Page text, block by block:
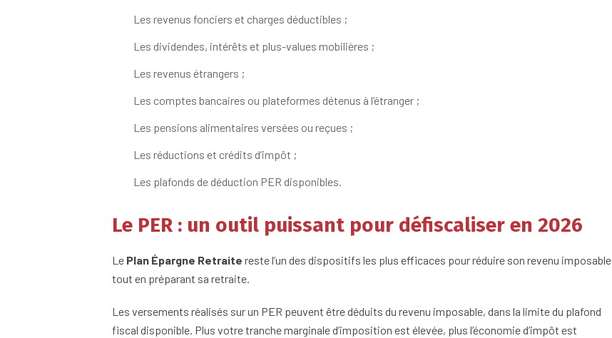
Les revenus fonciers et charges déductibles ;
Les dividendes, intérêts et plus-values mobilières ;
Les revenus étrangers ;
Les comptes bancaires ou plateformes détenus à l’étranger ;
Les pensions alimentaires versées ou reçues ;
Les réductions et crédits d’impôt ;
Les plafonds de déduction PER disponibles.
Le PER : un outil puissant pour défiscaliser en 2026
Le Plan Épargne Retraite reste l’un des dispositifs les plus efficaces pour réduire son revenu imposable
tout en préparant sa retraite.
Les versements réalisés sur un PER peuvent être déduits du revenu imposable, dans la limite du plafond
fiscal disponible. Plus votre tranche marginale d’imposition est élevée, plus l’économie d’impôt est